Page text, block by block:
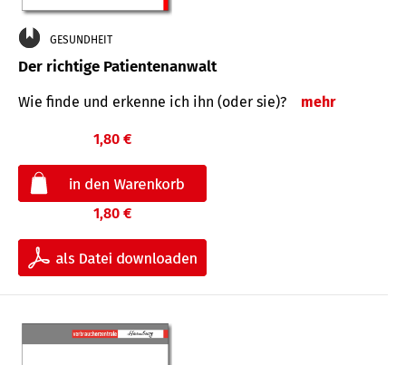
GESUNDHEIT
Der richtige Patientenanwalt
Wie finde und erkenne ich ihn (oder sie)? mehr
1,80 €
1,80 €